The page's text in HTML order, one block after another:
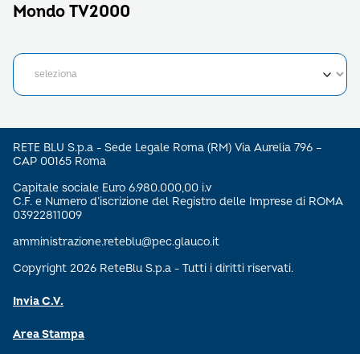
Mondo TV2000
RETE BLU S.p.a - Sede Legale Roma (RM) Via Aurelia 796 –
CAP 00165 Roma
Capitale sociale Euro 6.980.000,00 i.v
C.F. e Numero d’iscrizione del Registro delle Imprese di ROMA
03922811009
amministrazione.reteblu@pec.glauco.it
Copyright 2026 ReteBlu S.p.a - Tutti i diritti riservati.
Invia C.V.
Area Stampa